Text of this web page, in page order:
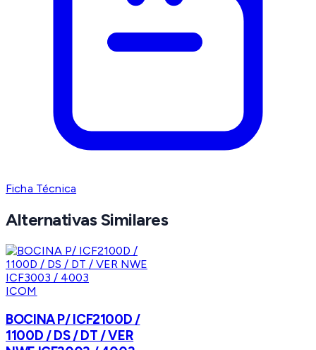
Ficha Técnica
Alternativas Similares
ICOM
BOCINA P/ ICF2100D /
1100D / DS / DT / VER